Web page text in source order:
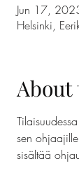
Jun 17,
Helsinki,
About
sen
sisältää